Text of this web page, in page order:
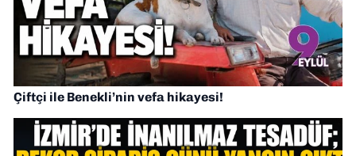
Çiftçi ile Benekli’nin vefa hikayesi!